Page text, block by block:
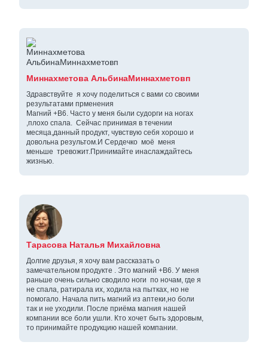
Миннахметова АльбинаМиннахметовп
Здравствуйте я хочу поделиться с вами со своими
результатами прменения
Магний +В6. Часто у меня были судорги на ногах
,плохо спала. Сейчас принимая в течении
месяца,данный продукт, чувствую себя хорошо и
довольна результом.И Сердечко моё меня
меньше тревожит.Принимайте инаслаждайтесь
жизнью.
Тарасова Наталья Михайловна
Долгие друзья, я хочу вам рассказать о
замечательном продукте . Это магний +В6. У меня
раньше очень сильно сводило ноги по ночам, где я
не спала, ратирала их, ходила на пытках, но не
помогало. Начала пить магний из аптеки,но боли
так и не уходили. После приёма магния нашей
компании все боли ушли. Кто хочет быть здоровым,
то принимайте продукцию нашей компании.